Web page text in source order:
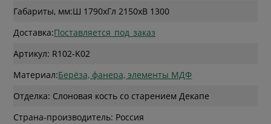
Габариты, мм:Ш 1790xГл 2150xВ 1300
Доставка:Поставляется_под_заказ
Артикул: R102-K02
Материал:Берёза, фанера, элементы МДФ
Отделка: Слоновая кость со старением Декапе
Страна-производитель: Россия